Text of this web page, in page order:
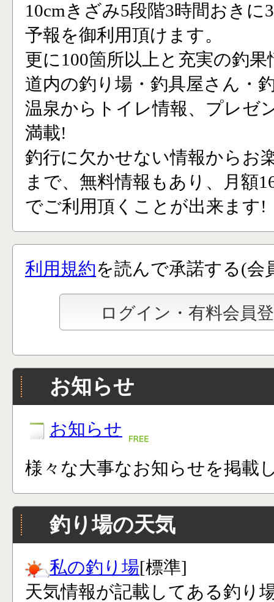
10cmきざみ5段階3時間おきに
予報を御利用頂けます。
更に100箇所以上と充実の釣果
道内の釣り場・釣具屋さん・
温泉からトイレ情報、プレゼ
満載!
釣行に欠かせない情報からお
まで、無料情報もあり、月額
でご利用頂くことが出来ます!
利用規約を読んで承諾する(会
お知らせ
お知らせ
様々な大事なお知らせを掲載
釣り場の天気
私の釣り場[標準]
天気情報が記載してある釣り